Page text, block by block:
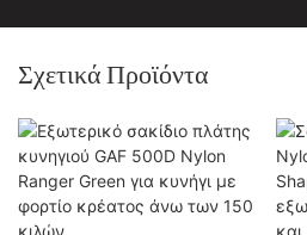
Σχετικά Προϊόντα